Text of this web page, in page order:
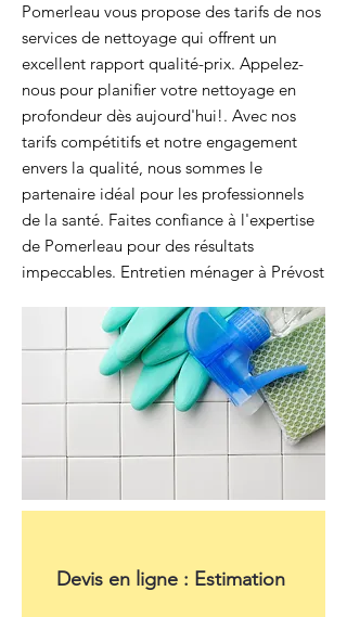
Pomerleau vous propose des tarifs de nos
services de nettoyage qui offrent un
excellent rapport qualité-prix. Appelez-
nous pour planifier votre nettoyage en
profondeur dès aujourd'hui!. Avec nos
tarifs compétitifs et notre engagement
envers la qualité, nous sommes le
partenaire idéal pour les professionnels
de la santé. Faites confiance à l'expertise
de Pomerleau pour des résultats
impeccables. Entretien ménager à Prévost
Devis en ligne : Estimation